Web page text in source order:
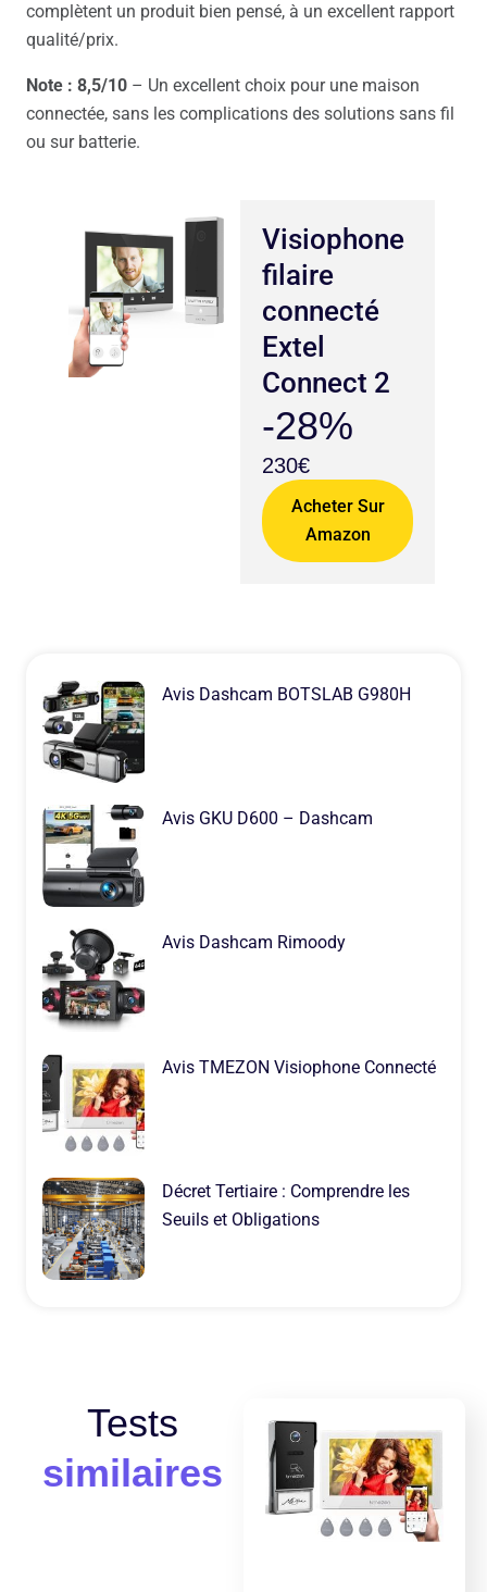
complètent un produit bien pensé, à un excellent rapport
qualité/prix.
Note : 8,5/10 – Un excellent choix pour une maison
connectée, sans les complications des solutions sans fil
ou sur batterie.
Visiophone
filaire
connecté
Extel
Connect 2
-28%
230€
Acheter Sur
Amazon
Avis Dashcam BOTSLAB G980H
Avis GKU D600 – Dashcam
Avis Dashcam Rimoody
Avis TMEZON Visiophone Connecté
Décret Tertiaire : Comprendre les
Seuils et Obligations
Tests
similaires